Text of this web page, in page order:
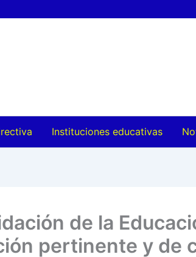
Instituciones educativas
de la
pertinente y de